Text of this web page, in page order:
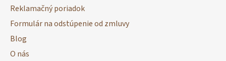
Reklamačný poriadok
Formulár na odstúpenie od zmluvy
Blog
O nás